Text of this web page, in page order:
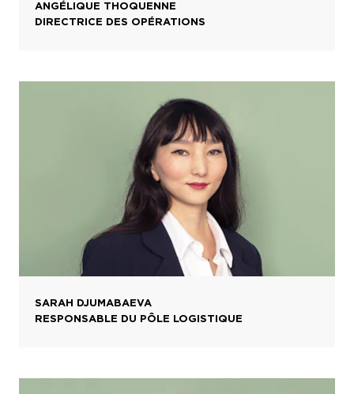
ANGÉLIQUE THOQUENNE
DIRECTRICE DES OPÉRATIONS
SARAH DJUMABAEVA
RESPONSABLE DU PÔLE LOGISTIQUE